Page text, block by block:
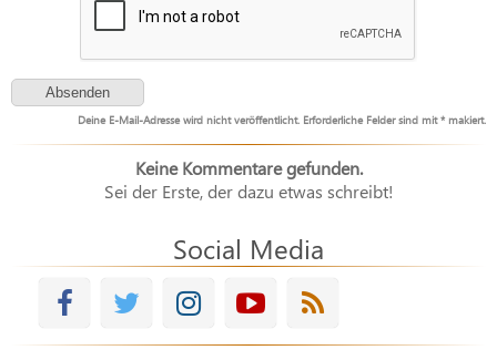
Deine E-Mail-Adresse wird nicht veröffentlicht. Erforderliche Felder sind mit * makiert.
Keine Kommentare gefunden.
Sei der Erste, der dazu etwas schreibt!
Social Media